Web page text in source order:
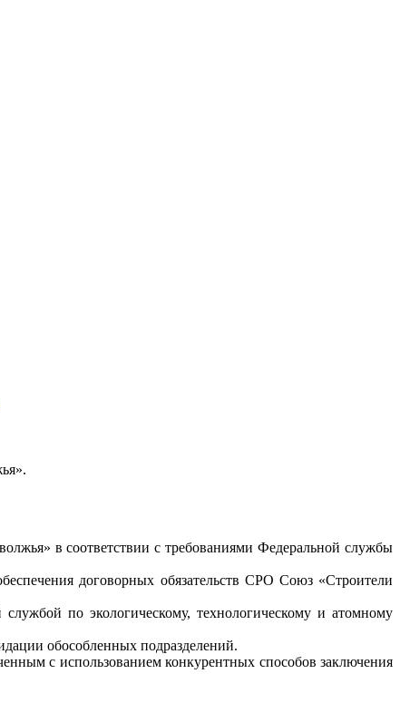
в соответствии с требованиями Федеральной службы
договорных обязательств СРО Союз «Строители
по экологическому, технологическому и атомному
обособленных подразделений.
с использованием конкурентных способов заключения